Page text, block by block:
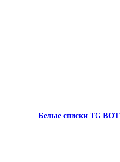
Белые списки TG BOT